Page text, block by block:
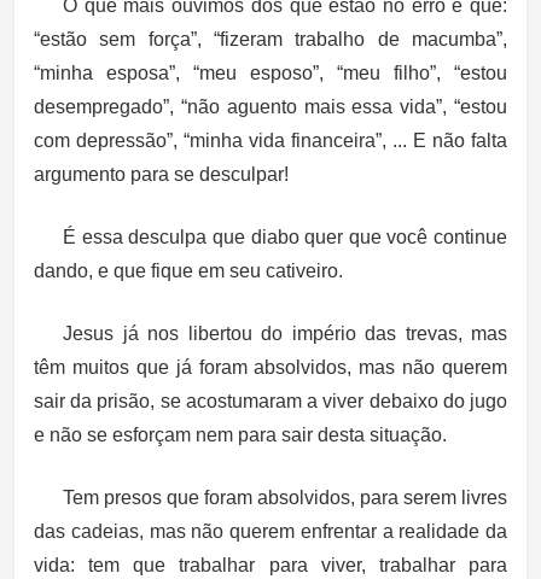
O que mais ouvimos dos que estão no erro é que:
“estão sem força”, “fizeram trabalho de macumba”,
“minha esposa”, “meu esposo”, “meu filho”, “estou
desempregado”, “não aguento mais essa vida”, “estou
com depressão”, “minha vida financeira”, ... E não falta
argumento para se desculpar!
É essa desculpa que diabo quer que você continue
dando, e que fique em seu cativeiro.
Jesus já nos libertou do império das trevas, mas
têm muitos que já foram absolvidos, mas não querem
sair da prisão, se acostumaram a viver debaixo do jugo
e não se esforçam nem para sair desta situação.
Tem presos que foram absolvidos, para serem livres
das cadeias, mas não querem enfrentar a realidade da
vida: tem que trabalhar para viver, trabalhar para